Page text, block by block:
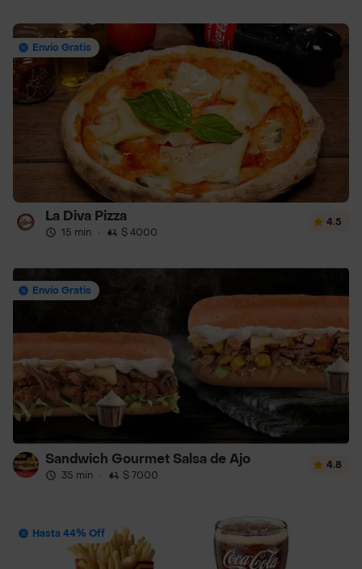
Envío Gratis
La Diva Pizza
15 min · $ 4000
4.5
Envío Gratis
Sandwich Gourmet Salsa de Ajo
35 min · $ 7000
4.8
Hasta 44% Off